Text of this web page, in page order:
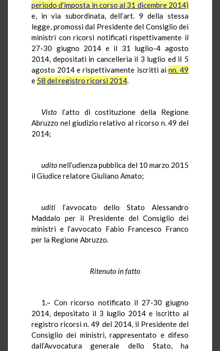
periodo d’imposta in corso al 31 dicembre 2014)
e, in via subordinata, dell’art. 9 della stessa
legge, promossi dal Presidente del Consiglio dei
ministri con ricorsi notificati rispettivamente il
27-30 giugno 2014 e il 31 luglio-4 agosto
2014, depositati in cancelleria il 3 luglio ed il 5
agosto 2014 e rispettivamente iscritti ai nn. 49
e 58 del registro ricorsi 2014.
Visto l’atto di costituzione della Regione
Abruzzo nel giudizio relativo al ricorso n. 49 del
2014;
uditonell’udienza pubblica del 10 marzo 2015
il Giudice relatore Giuliano Amato;
uditi l’avvocato dello Stato Alessandro
Maddalo per il Presidente del Consiglio dei
ministri e l’avvocato Fabio Francesco Franco
per la Regione Abruzzo.
Ritenuto in fatto
1.– Con ricorso notificato il 27-30 giugno
2014, depositato il 3 luglio 2014 e iscritto al
registro ricorsi n. 49 del 2014, il Presidente del
Consiglio dei ministri, rappresentato e difeso
dall’Avvocatura generale dello Stato, ha